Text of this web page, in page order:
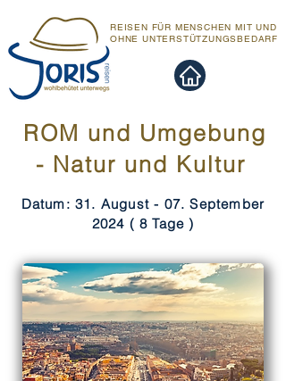
REISEN FÜR MENSCHEN MIT UND
OHNE UNTERSTÜTZUNGSBEDARF
ROM und Umgebung
- Natur und Kultur
Datum: 31. August - 07. September
2024 ( 8 Tage )